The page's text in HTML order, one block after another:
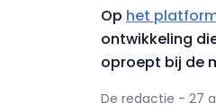
Op het
ontwikkeling
oproept bij de
De redactie - 27